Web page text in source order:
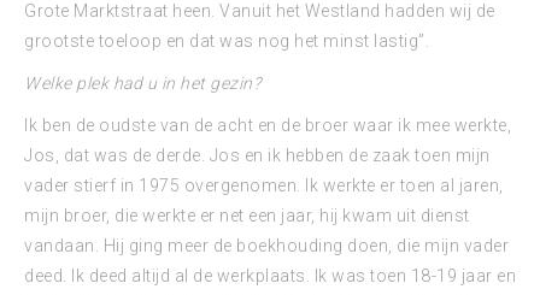
Grote Marktstraat heen. Vanuit het Westland hadden wij de
grootste toeloop en dat was nog het minst lastig”.
Welke plek had u in het gezin?
Ik ben de oudste van de acht en de broer waar ik mee werkte,
Jos, dat was de derde. Jos en ik hebben de zaak toen mijn
vader stierf in 1975 overgenomen. Ik werkte er toen al jaren,
mijn broer, die werkte er net een jaar, hij kwam uit dienst
vandaan. Hij ging meer de boekhouding doen, die mijn vader
deed. Ik deed altijd al de werkplaats. Ik was toen 18-19 jaar en